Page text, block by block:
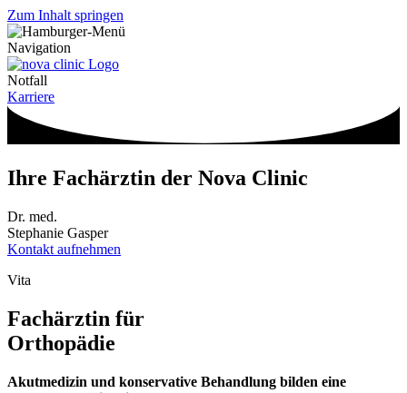
Zum Inhalt springen
Navigation
Notfall
Karriere
Ihre Fachärztin der Nova Clinic
Dr. med.
Stephanie Gasper
Kontakt aufnehmen
Vita
Fachärztin für
Orthopädie
Akutmedizin und konservative Behandlung bilden eine